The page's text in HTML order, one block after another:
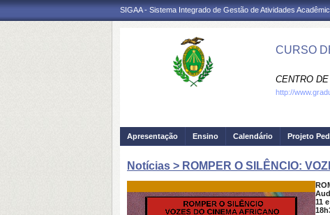
SIGAA - Sistema Integrado de Gestão de Atividades
CURSO
CENTRO
http://
Apresentação Ensino Calendário Projeto
Notícias > ROMPER O SILÊNCIO:
11